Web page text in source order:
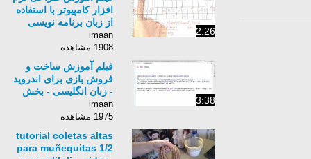
2:26
افزار کامپیوتر با استفاده
از زبان برنامه نویسی
Python برای کامپیوتر-
زبان انگلیسی - بخش 353
imaan
1908 مشاهده
3:38
فیلم آموزش ساخت و
فروش بازی برای اندروید
- زبان انگلیسی - بخش
30
imaan
1975 مشاهده
tutorial coletas altas
para muñequitas 1/2